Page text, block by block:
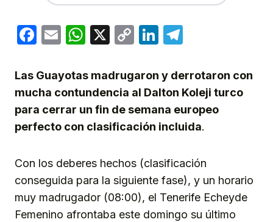
Facebook
EmailWhatsApp
X
CopyLinkedIn
Las Guayotas madrugaron y derrotaron con
mucha contundencia al Dalton Koleji turco
para cerrar un fin de semana europeo
perfecto con clasificación incluida.
Con los deberes hechos (clasificación
conseguida para la siguiente fase), y un horario
muy madrugador (08:00), el Tenerife Echeyde
Femenino afrontaba este domingo su último